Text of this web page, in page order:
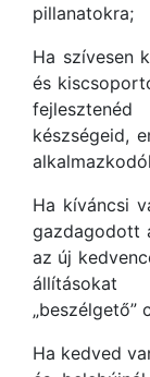
pillanatokra;
Ha szívesen
és
készségeid,
Ha kíváncsi
gazdagodott
az új
állításokat
„beszélgető”
Ha kedved